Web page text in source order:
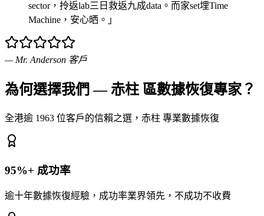
sector，拎返lab三日救返九成data。而家set埋Time
Machine，安心晒。」
— Mr. Anderson 客戶
為何選擇我們 — 赤柱 區數據恢復專家？
全港逾 1963 位客戶的信賴之選，赤柱 專業數據恢復
95%+ 成功率
逾十年數據恢復經驗，成功率業界領先，不成功不收費